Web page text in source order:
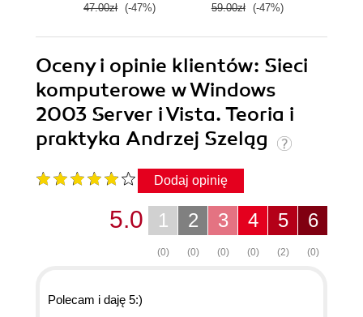
47.00zł (-47%) 59.00zł (-47%)
Oceny i opinie klientów: Sieci
komputerowe w Windows
2003 Server i Vista. Teoria i
praktyka Andrzej Szeląg
Dodaj opinię
6
(0)
5
(2)
4
(0)
3
(0)
2
(0)
1
(0)
5.0
Polecam i daję 5:)